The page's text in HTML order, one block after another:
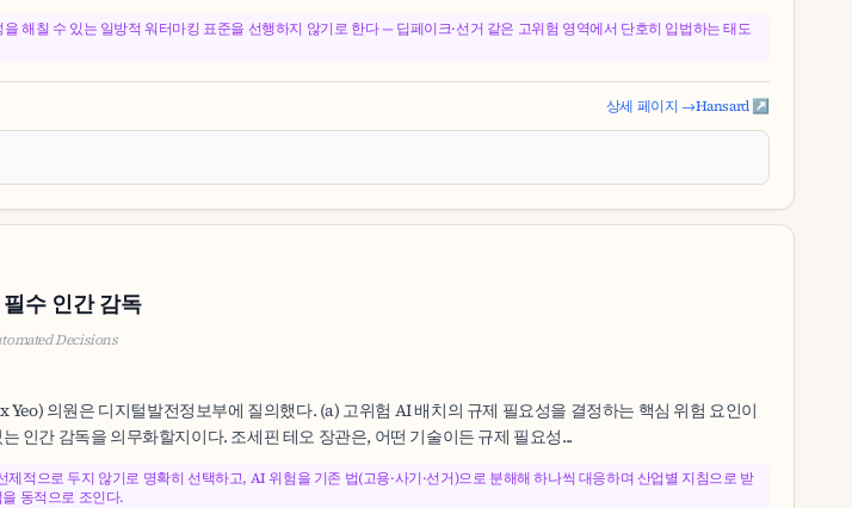
해칠 수 있는 일방적 워터마킹 표준을 선행하지 않기로 한다 — 딥페이크·선거 같은 고위험 영역에서 단호히 입법하는 태도
상세 페이지 →Hansard ↗
수 인간 감독
Decisions
의원은 디지털발전정보부에 질의했다. (a) 고위험 AI 배치의 규제 필요성을 결정하는 핵심 위험 요인이
인간 감독을 의무화할지이다. 조세핀 테오 장관은, 어떤 기술이든 규제 필요성...
으로 두지 않기로 명확히 선택하고, AI 위험을 기존 법(고용·사기·선거)으로 분해해 하나씩 대응하며 산업별 지침으로 받
동적으로 조인다.